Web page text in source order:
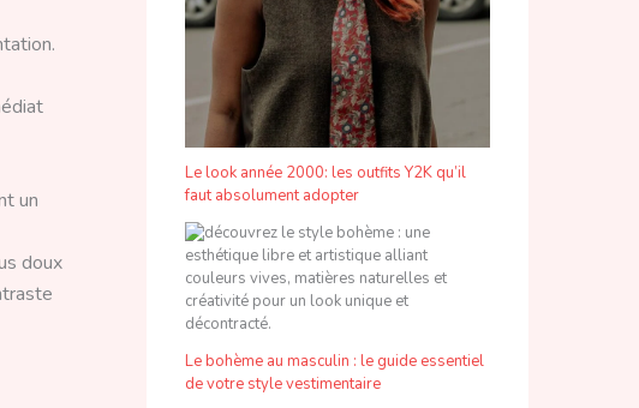
un
doux
Le look année 2000: les outfits Y2K qu’il
faut absolument adopter
Le bohème au masculin : le guide essentiel
de votre style vestimentaire